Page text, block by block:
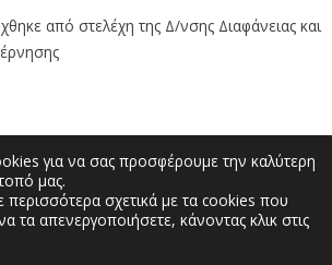
από στελέχη της Δ/νσης Διαφάνειας και
“Κώστας Ταλιαδούρης” |
2462353370 | E-
για να σας προσφέρουμε την καλύτερη
μας.
περισσότερα σχετικά με τα cookies που
τα απενεργοποιήσετε, κάνοντας κλικ στις